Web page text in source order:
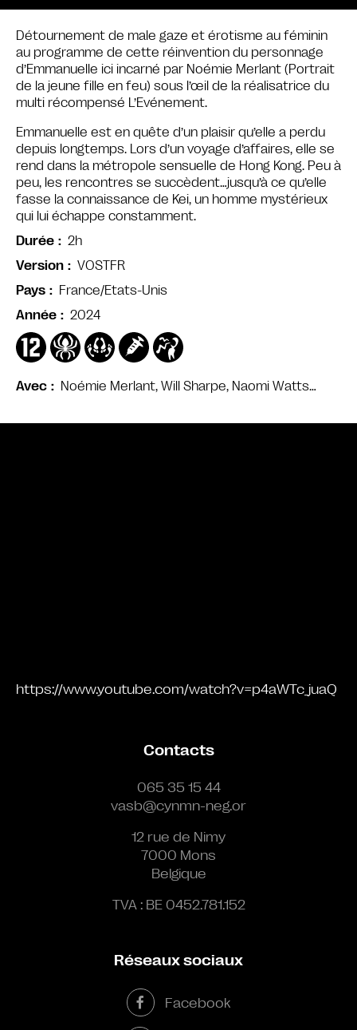
Avec Noémie Merlant, Will Sharpe, Naomi Watts…
Détournement de male gaze et érotisme au féminin
au programme de cette réinvention du personnage
d’Emmanuelle ici incarné par Noémie Merlant (Portrait
de la jeune fille en feu) sous l’œil de la réalisatrice du
multi récompensé L’Evénement.
Emmanuelle est en quête d’un plaisir qu’elle a perdu
depuis longtemps. Lors d’un voyage d’affaires, elle se
rend dans la métropole sensuelle de Hong Kong. Peu à
peu, les rencontres se succèdent…jusqu’à ce qu’elle
fasse la connaissance de Kei, un homme mystérieux
qui lui échappe constamment.
Durée
2h
Version
VOSTFR
Pays
France/Etats-Unis
Année
2024
https://www.youtube.com/watch?v=p4aWTc_juaQ
Contacts
065 35 15 44
vasb@cynmn-neg.or
12 rue de Nimy
7000 Mons
Belgique
TVA : BE 0452.781.152
Réseaux sociaux
Facebook